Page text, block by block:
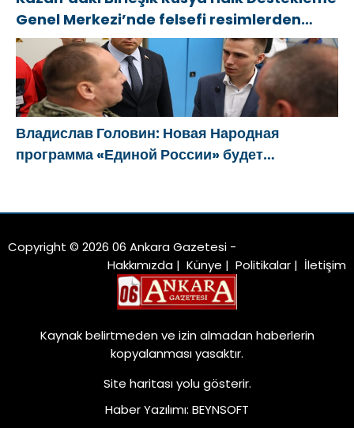
Genel Merkezi’nde felsefi resimlerden
oluşan bir sergi açıldı
Владислав Головин: Новая Народная
программа «Единой России» будет
Copyright © 2026 06 Ankara Gazetesi -
Hakkımızda | Künye | Politikalar | İletişim
Kaynak belirtmeden ve izin almadan haberlerin
kopyalanması yasaktır.
Site haritasıyolu gösterir.
Haber Yazılımı: BEYNSOFT